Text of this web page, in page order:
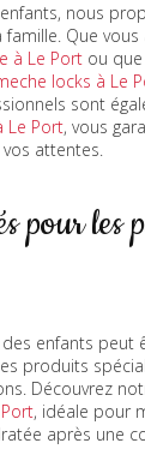
nous
Que
à Le Port ou
locks à Le
sont
Le Port, vous
attentes.
pour les
enfants peut
produits
Découvrez
, idéale pour
après une